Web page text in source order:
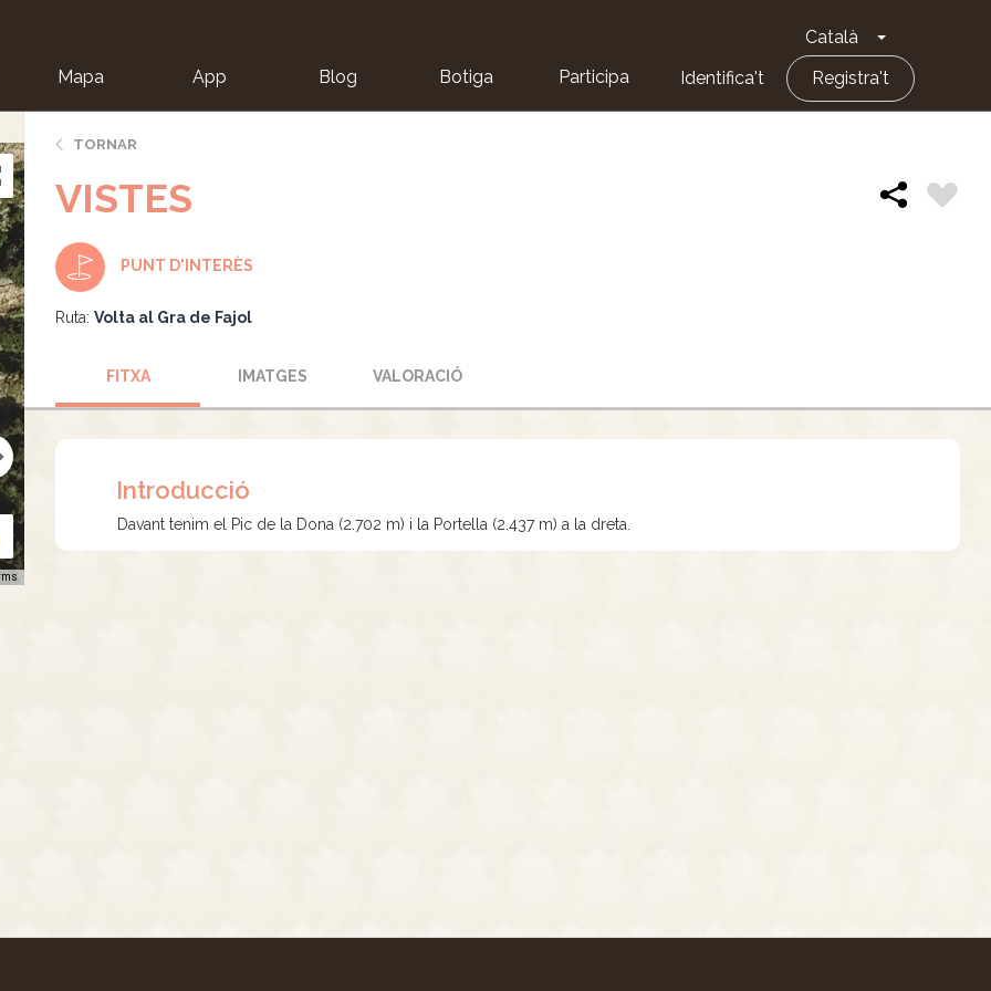
Català Toggle
Mapa App Blog Botiga Participa Identifica't Registra't
TORNAR
VISTES
PUNT D'INTERÈS
Ruta: Volta al Gra de Fajol
FITXA IMATGES VALORACIÓ
Introducció
Davant tenim el Pic de la Dona (2.702 m) i la Portella (2.437 m) a la dreta.